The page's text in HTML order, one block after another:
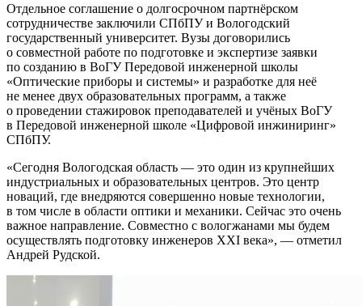
Отдельное соглашение о долгосрочном партнёрском
сотрудничестве заключили СПбПУ и Вологодский
государственный университет. Вузы договорились
о совместной работе по подготовке и экспертизе заявки
по созданию в ВоГУ Передовой инженерной школы
«Оптические приборы и системы» и разработке для неё
не менее двух образовательных программ, а также
о проведении стажировок преподавателей и учёных ВоГУ
в Передовой инженерной школе «Цифровой инжиниринг»
СПбПУ.
Сегодня Вологодская область — это один из крупнейших
индустриальных и образовательных центров. Это центр
новаций, где внедряются совершенно новые технологии,
в том числе в области оптики и механики. Сейчас это очень
важное направление. Совместно с вологжанами мы будем
осуществлять подготовку инженеров XXI века , — отметил
Андрей Рудской.